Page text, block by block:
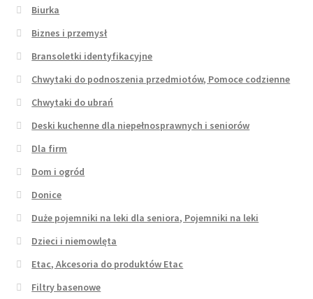
Biurka
Biznes i przemysł
Bransoletki identyfikacyjne
Chwytaki do podnoszenia przedmiotów, Pomoce codzienne
Chwytaki do ubrań
Deski kuchenne dla niepełnosprawnych i seniorów
Dla firm
Dom i ogród
Donice
Duże pojemniki na leki dla seniora, Pojemniki na leki
Dzieci i niemowlęta
Etac, Akcesoria do produktów Etac
Filtry basenowe